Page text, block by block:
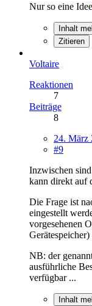
Nur so eine Idee
Inhalt
Zitieren
Voltaire
Reaktionen
7
Beiträge
8
24. März
#9
Inzwischen
kann direkt auf
Die Frage ist
eingestellt
vorgesehenen
NB: der
ausführliche
verfügbar ...
Inhalt